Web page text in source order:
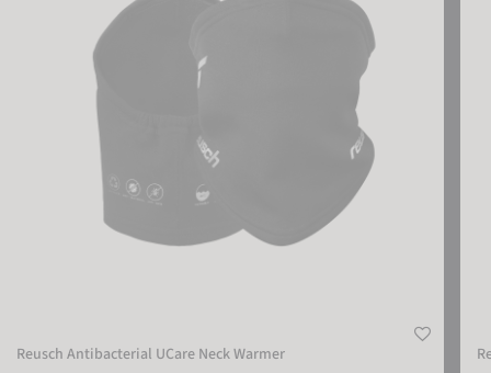
Reusch Antibacterial UCare Neck Warmer